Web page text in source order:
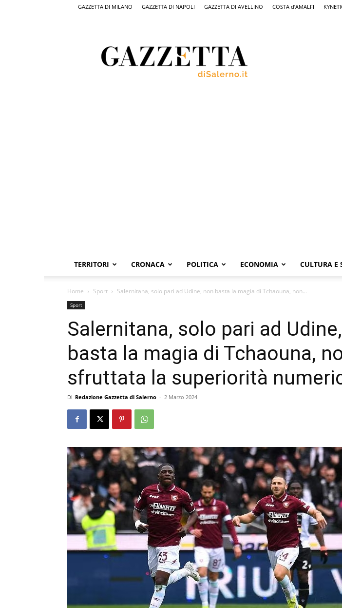
GAZZETTA DI MILANO GAZZETTA DI NAPOLI GAZZETTA DI AVELLINO COSTA d’AMALFI
Salerno,
il
quotidiano
TERRITORI CRONACA POLITICA ECONOMIA CULTURA E
Home Sport Salernitana, solo pari ad Udine, non basta la magia di Tchaouna, non...
Sport
Salernitana, solo pari ad
basta la magia di Tchaouna,
sfruttata la superiorità
Di Redazione Gazzetta di Salerno - 2 Marzo 2024